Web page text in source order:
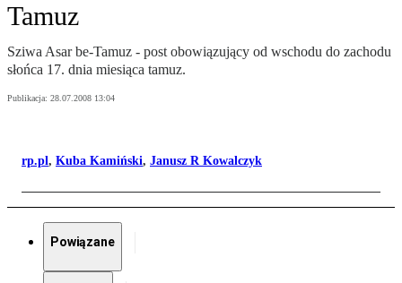
Tamuz
Sziwa Asar be-Tamuz - post obowiązujący od wschodu do zachodu
słońca 17. dnia miesiąca tamuz.
Publikacja: 28.07.2008 13:04
rp.pl, Kuba Kamiński, Janusz R Kowalczyk
Powiązane